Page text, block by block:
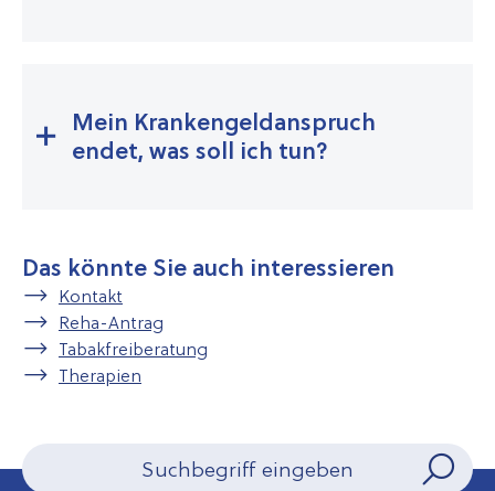
Mein Krankengeldanspruch
endet, was soll ich tun?
Das könnte Sie auch interessieren
Kontakt
Reha-Antrag
Tabakfreiberatung
Therapien